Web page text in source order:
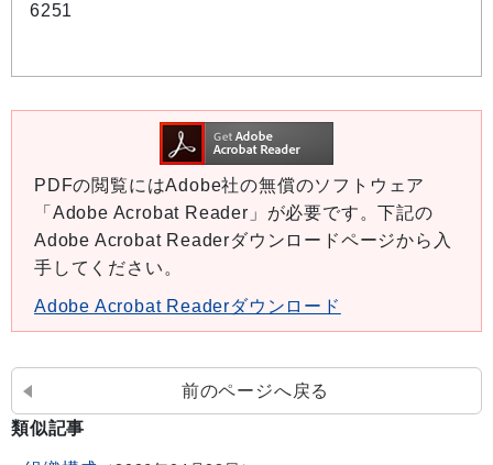
6251
PDFの閲覧にはAdobe社の無償のソフトウェア
「Adobe Acrobat Reader」が必要です。下記の
Adobe Acrobat Readerダウンロードページから入
手してください。
Adobe Acrobat Readerダウンロード
前のページへ戻る
類似記事